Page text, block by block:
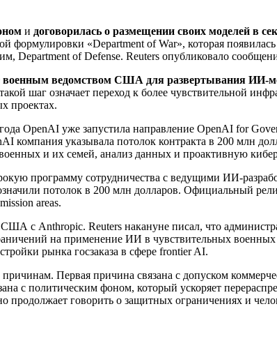
и договорилась о размещении своих моделей в
формулировки «Department of War», которая
Department of Defense. Reuters опубликовало
военным ведомством США для развертывания ИИ-
шаг означает переход к более чувствительной
проектах.
OpenAI уже запустила направление OpenAI for
указывала потолок контракта в 200 млн
и их семей, анализ данных и проактивную
программу сотрудничества с ведущими ИИ-
потолок в 200 млн долларов. Официальный
areas.
с Anthropic. Reuters накануне писал, что
на применение ИИ в чувствительных
рынка госзаказа в сфере frontier AI.
Первая причина связана с допуском
с политическим фоном, который ускоряет
продолжает говорить о защитных ограничениях и